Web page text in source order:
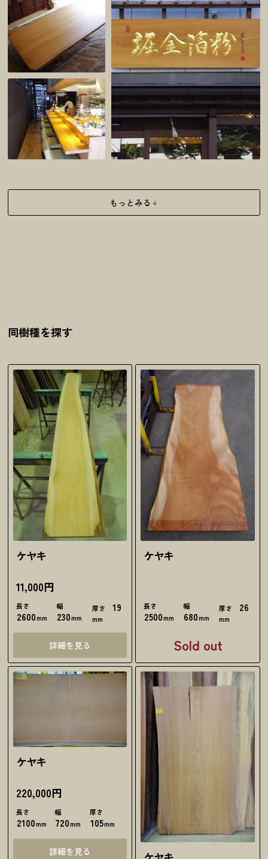
もっとみる
同樹種を探す
ケヤキ
11,000円
長さ
2600mm
幅
230mm
厚さ 19
mm
詳細を見る
ケヤキ
長さ
2500mm
幅
680mm
厚さ 26
mm
Sold out
ケヤキ
220,000円
長さ
2100mm
幅
720mm
厚さ
105mm
詳細を見る